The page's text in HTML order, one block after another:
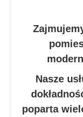
Nasze
poparta